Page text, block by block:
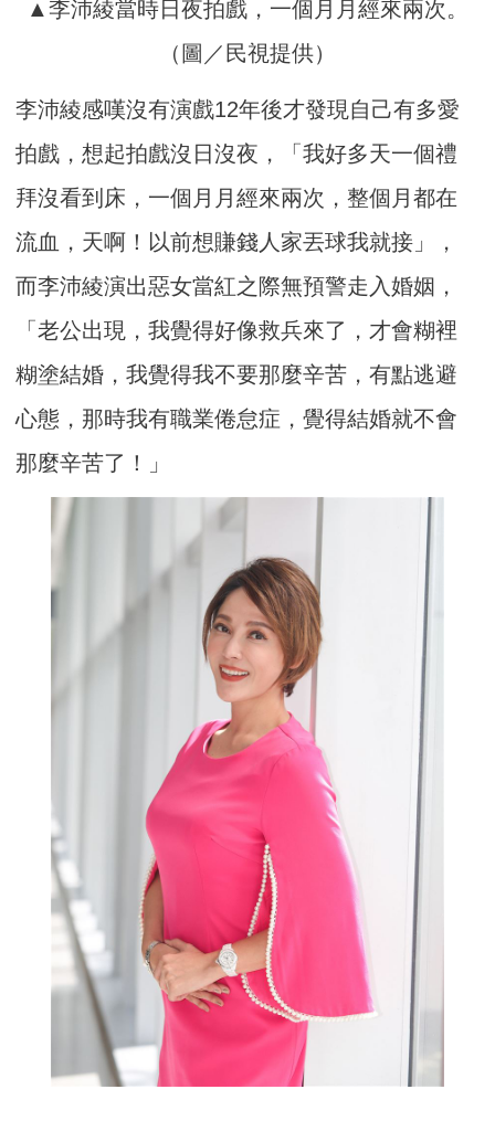
▲李沛綾當時日夜拍戲，一個月月經來兩次。
（圖／民視提供）
李沛綾感嘆沒有演戲12年後才發現自己有多愛
拍戲，想起拍戲沒日沒夜，「我好多天一個禮
拜沒看到床，一個月月經來兩次，整個月都在
流血，天啊！以前想賺錢人家丟球我就接」，
而李沛綾演出惡女當紅之際無預警走入婚姻，
「老公出現，我覺得好像救兵來了，才會糊裡
糊塗結婚，我覺得我不要那麼辛苦，有點逃避
心態，那時我有職業倦怠症，覺得結婚就不會
那麼辛苦了！」